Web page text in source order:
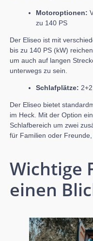
Motoroptionen:
zu 140 PS
Der Eliseo ist mit
bis zu 140 PS (kW)
um auch auf langen
unterwegs zu sein.
Schlafplätze:
Der Eliseo bietet
im Heck. Mit der Option
Schlafbereich um zwei
für Familien oder
Wichtige
einen